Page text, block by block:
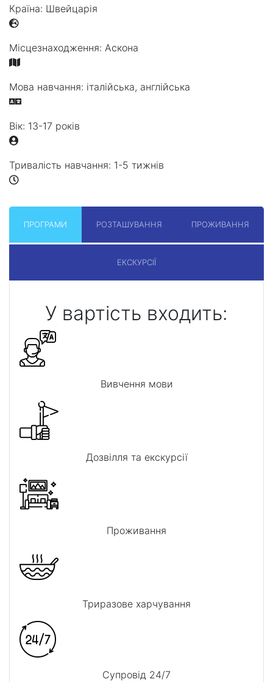
Країна: Швейцарія
Місцезнаходження: Аскона
Мова навчання: італійська, англійська
Вік: 13-17 років
Тривалість навчання: 1-5 тижнів
ПРОГРАМИ РОЗТАШУВАННЯ ПРОЖИВАННЯ
ЕКСКУРСІЇ
У вартість входить:
Вивчення мови
Дозвілля та екскурсії
Проживання
Триразове харчування
Супровід 24/7